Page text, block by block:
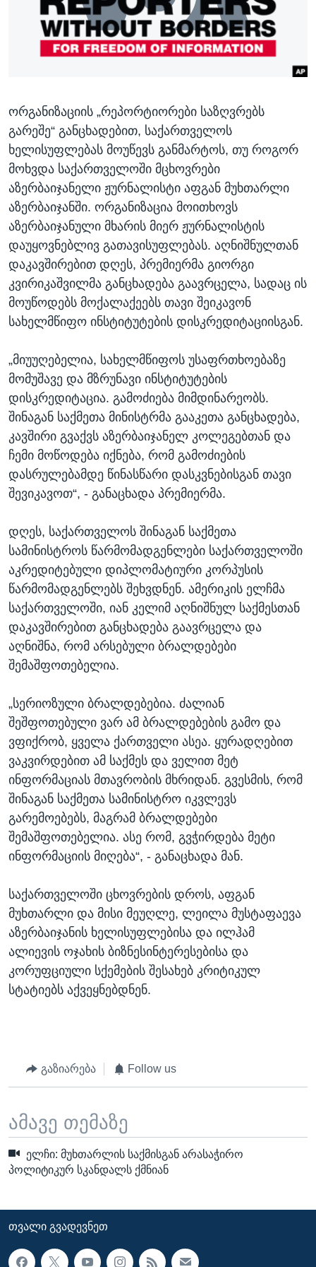
ᲡᲢᲣᲓᲘᲐ ᲕᲐᲨᲘᲜᲒᲢᲝᲜᲘ
ᲔᲙᲝᲜᲝᲛᲘᲙᲐ
ᲯᲐᲜᲛᲠᲗᲔᲚᲝᲑᲐ
ᲙᲣᲚᲢᲣᲠᲐ
ᲒᲐᲚᲘᲚᲔᲝ
ᲓᲔᲖᲘᲜᲤᲝᲠᲛᲐᲪᲘᲐ
Learning English
ენები
ორგანიზაციის „რეპორტიორები საზღვრებს
გარეშე“ განცხადებით, საქართველოს
ხელისუფლებას მოუწევს განმარტოს, თუ როგორ
მოხვდა საქართველოში მცხოვრები
აზერბაიჯანელი ჟურნალისტი აფგან მუხთარლი
აზერბაიჯანში. ორგანიზაცია მოითხოვს
აზერბაიჯანული მხარის მიერ ჟურნალისტის
დაუყოვნებლივ გათავისუფლებას. აღნიშნულთან
დაკავშირებით დღეს, პრემიერმა გიორგი
კვირიკაშვილმა განცხადება გაავრცელა, სადაც ის
მოუწოდებს მოქალაქეებს თავი შეიკავონ
სახელმწიფო ინსტიტუტების დისკრედიტაციისგან.
„მიუუღებელია, სახელმწიფოს უსაფრთხოებაზე
მომუშავე და მზრუნავი ინსტიტუტების
დისკრედიტაცია. გამოძიება მიმდინარეობს.
შინაგან საქმეთა მინისტრმა გააკეთა განცხადება,
კავშირი გვაქვს აზერბაიჯანელ კოლეგებთან და
ჩემი მოწოდება იქნება, რომ გამოძიების
დასრულებამდე წინასწარი დასკვნებისგან თავი
შევიკავოთ“, - განაცხადა პრემიერმა.
დღეს, საქართველოს შინაგან საქმეთა
სამინისტროს წარმომადგენლები საქართველოში
აკრედიტებული დიპლომატიური კორპუსის
წარმომადგენლებს შეხვდნენ. ამერიკის ელჩმა
საქართველოში, იან კელიმ აღნიშნულ საქმესთან
დაკავშირებით განცხადება გაავრცელა და
აღნიშნა, რომ არსებული ბრალდებები
შემაშფოთებელია.
„სერიოზული ბრალდებებია. ძალიან
შეშფოთებული ვარ ამ ბრალდებების გამო და
ვფიქრობ, ყველა ქართველი ასეა. ყურადღებით
ვაკვირდებით ამ საქმეს და ველით მეტ
ინფორმაციას მთავრობის მხრიდან. გვესმის, რომ
შინაგან საქმეთა სამინისტრო იკვლევს
გარემოებებს, მაგრამ ბრალდებები
შემაშფოთებელია. ასე რომ, გვჭირდება მეტი
ინფორმაციის მიღება“, - განაცხადა მან.
საქართველოში ცხოვრების დროს, აფგან
მუხთარლი და მისი მეუღლე, ლეილა მუსტაფაევა
აზერბაიჯანის ხელისუფლებისა და ილჰამ
ალიევის ოჯახის ბიზნესინტერესებისა და
კორუფციული სქემების შესახებ კრიტიკულ
სტატიებს აქვეყნებდნენ.
გაზიარება Follow us
ამავე თემაზე
ელჩი: მუხთარლის საქმისგან არასაჭირო
პოლიტიკურ სკანდალს ქმნიან
ᲗᲕᲐᲚᲘ ᲒᲕᲐᲓᲔᲕᲜᲔᲗ